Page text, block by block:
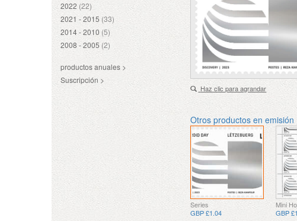
2022 (22)
2021 - 2015 (33)
2014 - 2010 (5)
2008 - 2005 (2)
productos anuales >
Suscripción >
Haz clic para agrandar
Otros productos en emisión
Series
GBP £1.04
Mini
GBP